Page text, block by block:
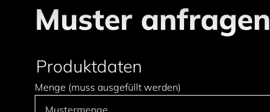
Muster anfragen
Produktdaten
Menge (muss ausgefüllt werden)